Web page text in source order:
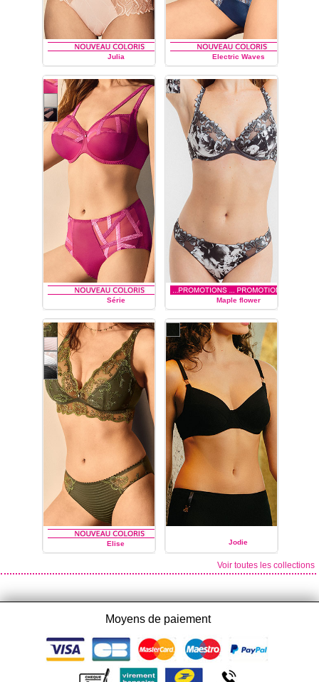
Julia
LOUISA BRACQ
Electric Waves
LOUISA BRACQ
Série
LOUISA BRACQ
Maple flower
LOUISA BRACQ
Elise Jodie
LOUISA BRACQ
Voir toutes les collections
Moyens de paiement